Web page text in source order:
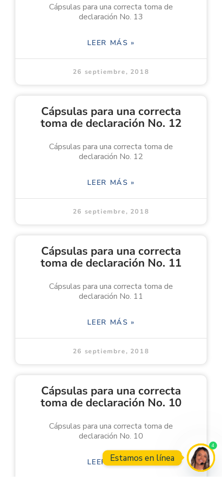
Cápsulas para una correcta toma de
declaración No. 13
LEER MÁS »
26 septiembre, 2018
Cápsulas para una correcta
toma de declaración No. 12
Cápsulas para una correcta toma de
declaración No. 12
LEER MÁS »
26 septiembre, 2018
Cápsulas para una correcta
toma de declaración No. 11
Cápsulas para una correcta toma de
declaración No. 11
LEER MÁS »
26 septiembre, 2018
Cápsulas para una correcta
toma de declaración No. 10
Cápsulas para una correcta toma de
declaración No. 10
LEER MÁS »Estamos en línea
4